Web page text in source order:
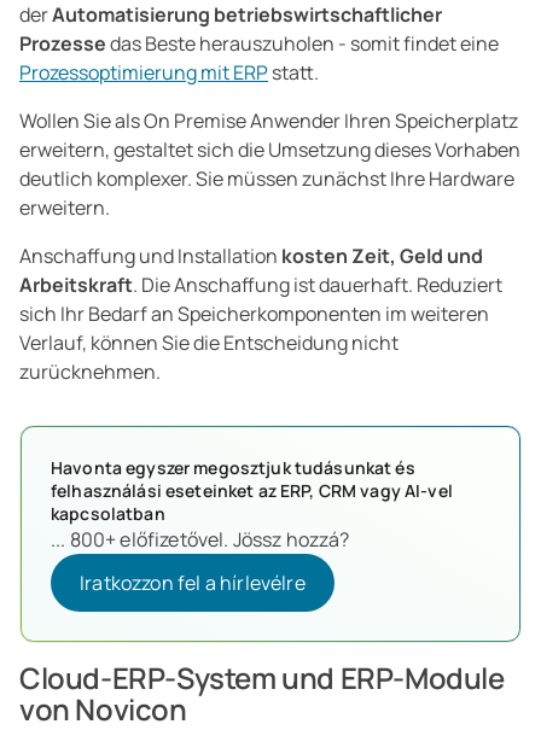
derAutomatisierung betriebswirtschaftlicher
Prozessedas Beste herauszuholen - somit findet eine
Prozessoptimierung mit ERPstatt.
Wollen Sie als On Premise Anwender Ihren Speicherplatz
erweitern, gestaltet sich die Umsetzung dieses Vorhaben
deutlich komplexer. Sie müssen zunächst Ihre Hardware
erweitern.
Anschaffung und Installation kosten Zeit, Geld und
Arbeitskraft. Die Anschaffung ist dauerhaft. Reduziert
sich Ihr Bedarf an Speicherkomponenten im weiteren
Verlauf, können Sie die Entscheidung nicht
zurücknehmen.
Havonta egyszer megosztjuk tudásunkat és
felhasználási eseteinket az ERP, CRM vagy AI-vel
kapcsolatban
... 800+ előfizetővel. Jössz hozzá?
Iratkozzon fel a hírlevélre
Cloud-ERP-System und ERP-Module
von Novicon